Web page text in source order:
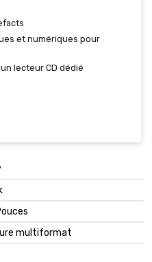
et numériques pour
lecteur CD dédié
multiformat